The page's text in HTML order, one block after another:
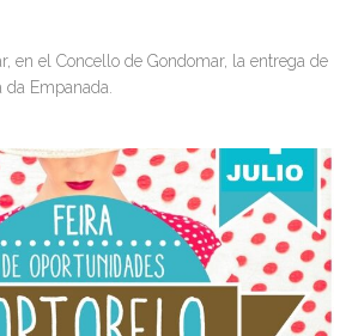
en el Concello de Gondomar, la entrega de
Empanada.